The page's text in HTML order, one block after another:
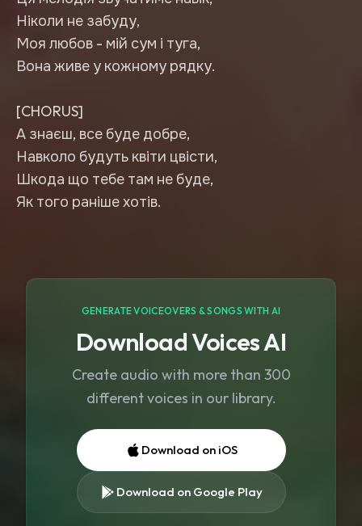
Ніколи не забуду,
Моя любов - мій сум і туга,
Вона живе у кожному рядку.
[CHORUS]
А знаєш, все буде добре,
Навколо будуть квіти цвісти,
Шкода що тебе там не буде,
Як того раніше хотів.
GENERATE VOICEOVERS & SONGS WITH AI
Download Voices AI
Create audio with more than 300
different voices in our library.
Download on iOS
Download on Google Play